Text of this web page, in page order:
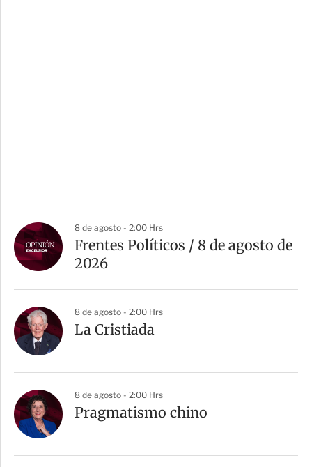
8 de agosto - 2:00 Hrs
Frentes Políticos / 8 de agosto de
2026
8 de agosto - 2:00 Hrs
La Cristiada
8 de agosto - 2:00 Hrs
Pragmatismo chino